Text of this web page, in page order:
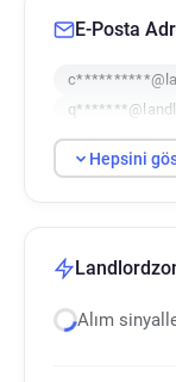
E-Posta
Hepsini
Alım